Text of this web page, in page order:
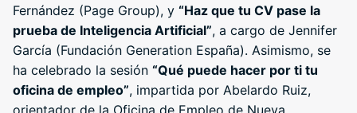
Fernández (Page Group), y “Haz que tu CV pase la
prueba de Inteligencia Artificial”, a cargo de Jennifer
García (Fundación Generation España). Asimismo, se
ha celebrado la sesión “Qué puede hacer por ti tu
oficina de empleo”, impartida por Abelardo Ruiz,